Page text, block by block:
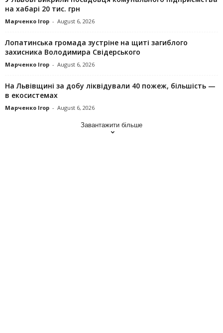
на хабарі 20 тис. грн
Марченко Ігор - August 6, 2026
Лопатинська громада зустріне на щиті загиблого
захисника Володимира Свідерського
Марченко Ігор - August 6, 2026
На Львівщині за добу ліквідували 40 пожеж, більшість —
в екосистемах
Марченко Ігор - August 6, 2026
Завантажити більше